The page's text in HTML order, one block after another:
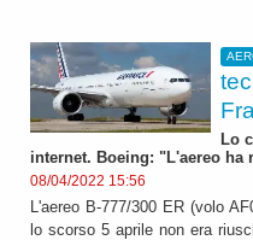
Lo
internet. Boeing: "L'aereo ha
08/04/2022 15:56
L'aereo B-777/300 ER (volo
lo scorso 5 aprile non era